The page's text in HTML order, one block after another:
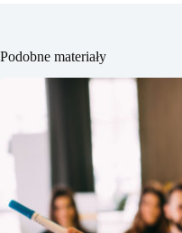
Podobne materiały